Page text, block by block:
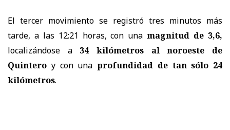
El tercer movimiento se registró tres minutos más
tarde, a las 12:21 horas, con unamagnitud de 3,6,
localizándose a 34 kilómetros al noroeste de
Quintero y con una profundidad de tan sólo 24
kilómetros.